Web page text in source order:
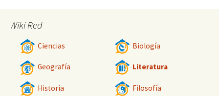
Wiki Red
Ciencias Biología
Geografía Literatura
Historia Filosofía